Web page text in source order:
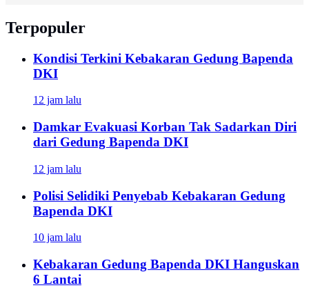
Terpopuler
Kondisi Terkini Kebakaran Gedung Bapenda
DKI
12 jam lalu
Damkar Evakuasi Korban Tak Sadarkan Diri
dari Gedung Bapenda DKI
12 jam lalu
Polisi Selidiki Penyebab Kebakaran Gedung
Bapenda DKI
10 jam lalu
Kebakaran Gedung Bapenda DKI Hanguskan
6 Lantai